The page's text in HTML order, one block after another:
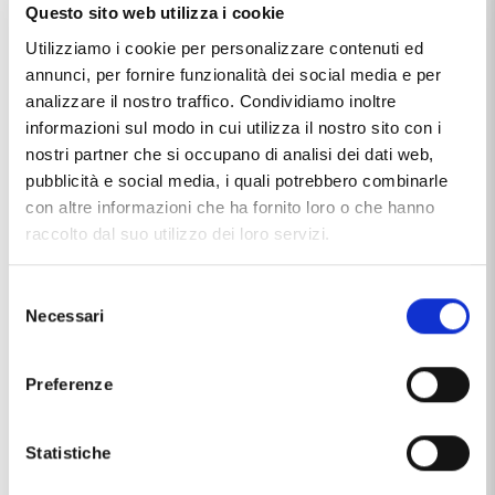
Questo sito web utilizza i cookie
Utilizziamo i cookie per personalizzare contenuti ed
annunci, per fornire funzionalità dei social media e per
analizzare il nostro traffico. Condividiamo inoltre
informazioni sul modo in cui utilizza il nostro sito con i
nostri partner che si occupano di analisi dei dati web,
pubblicità e social media, i quali potrebbero combinarle
con altre informazioni che ha fornito loro o che hanno
raccolto dal suo utilizzo dei loro servizi.
delNecessari
Preferenze
Statistiche
Misura dell'anello 25
Anello in Acciaio 316L 2Jewels
PVD nero
Viti esagonali
Misura 25
Anello in acciaio per uomo 2jewels corredato da scatola
e certificato di garanzia
This item with name
ANELLO 2JEWELS UOMO MAN'S RING
2JEWELS,